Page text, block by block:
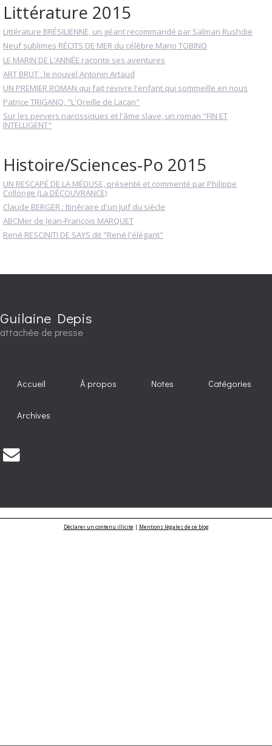
Littérature 2015
Littérature BRÉSILIENNE, un géant recommandé par Salman Rushdie
Neuf sublimes RÉCITS DE MER du célèbre Mario TOBINO
LE MARIN DE L'ANNÉE raconte ses aventures
ART BRUT : le nouvel Antonin Artaud
UN PREMIER ROMAN qui fait revivre l'enfant qui sommeille en nous
Patrice TRIGANO, "L'Oreille de Lacan"
Sur les pervers narcissiques et l'âme slave, un roman "FIN ET
INTELLIGENT"
Histoire/Sciences-Po 2015
UN RESCAPÉ DE LA MÉDUSE, présenté et commenté par Philippe
Collonge (La DÉCOUVRANCE)
Claude BERGER : Itinéraire d'un Juif du siècle
ABCMer de Jean-François MARQUET
René RESCINITI DE SAYS dit "René l'élégant"
Guilaine Depis
attachée de presse
Accueil À propos Notes Catégories
Archives
Déclarer un contenu illicite| Mentions légales de ce blog